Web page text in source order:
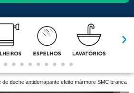
de duche antiderrapante efeito mármore SMC branca